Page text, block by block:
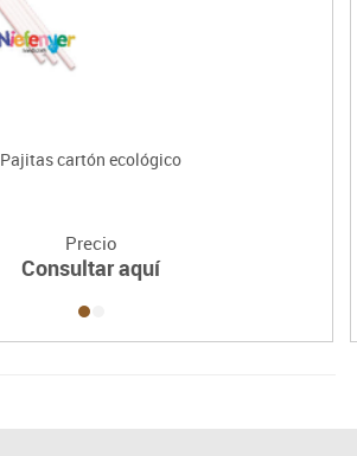
Pajitas cartón ecológico
Precio
Consultar aquí